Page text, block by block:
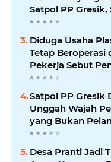
Satpol PP Gresik, Soroti Operasi
Di
Diduga Usaha
Tetap Beroperasi
Pekerja Sebut
Pak Bambang
Satpol PP Gresik
Unggah Wajah
yang Bukan
TikTok; Pimpinan
HARIAN MEMO
Gugatan
Desa Pranti Jadi